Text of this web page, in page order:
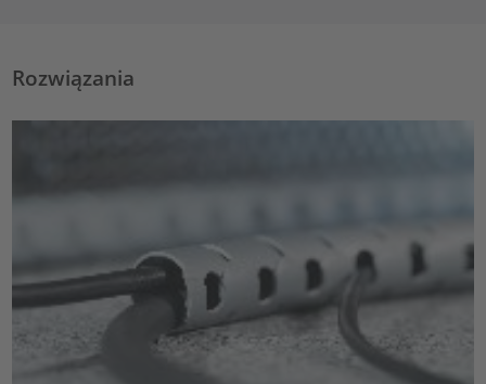
Rozwiązania